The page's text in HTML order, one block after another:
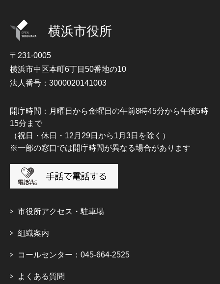
横浜市役所
〒231-0005
横浜市中区本町6丁目50番地の10
法人番号：3000020141003
開庁時間：月曜日から金曜日の午前8時45分から午後5時
15分まで
（祝日・休日・12月29日から1月3日を除く）
※一部の窓口では開庁時間が異なる場合があります
市役所アクセス・駐車場
組織案内
コールセンター：045-664-2525
よくある質問